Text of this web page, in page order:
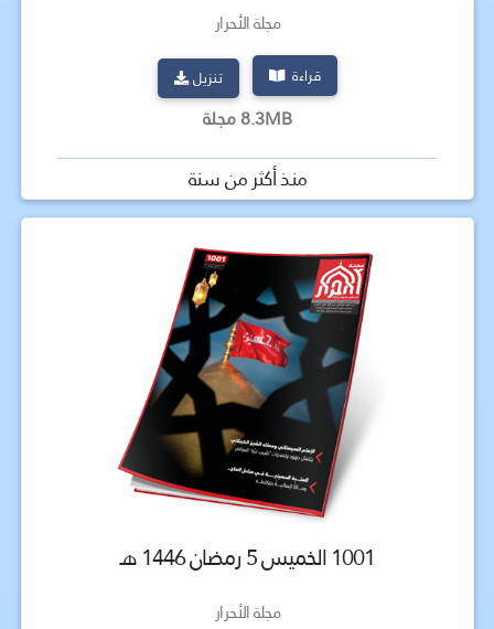
مجلة الأحرار
قراءة تنزيل
8.3MB مجلة
منذ أكثر من سنة
1001 الخميس 5 رمضان 1446 هـ
مجلة الأحرار